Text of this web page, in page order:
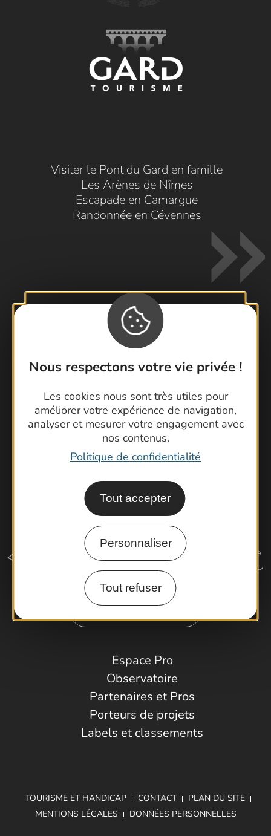
Nous respectons votre vie privée !
Les cookies nous sont très utiles pour
améliorer votre expérience de navigation,
analyser et mesurer votre engagement avec
nos contenus.
Politique de confidentialité
Tout accepter
Personnaliser
Tout refuser
Visiter le Pont du Gard en famille
Les Arènes de Nîmes
Escapade en Camargue
Randonnée en Cévennes
Contactez-nous !
Foire aux questions
Brochures
Cartoguides et Topoguides
Latitude Gard
Espace Pro
Observatoire
Partenaires et Pros
Porteurs de projets
Labels et classements
TOURISME ET HANDICAP CONTACT
PLAN DU SITE
MENTIONS LÉGALES
DONNÉES PERSONNELLES